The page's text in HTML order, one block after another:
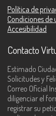
Política de
Condiciones de
Accesibilidad
Contacto
Estimado
Solicitudes y
Correo Oficial
diligenciar el
registrar su